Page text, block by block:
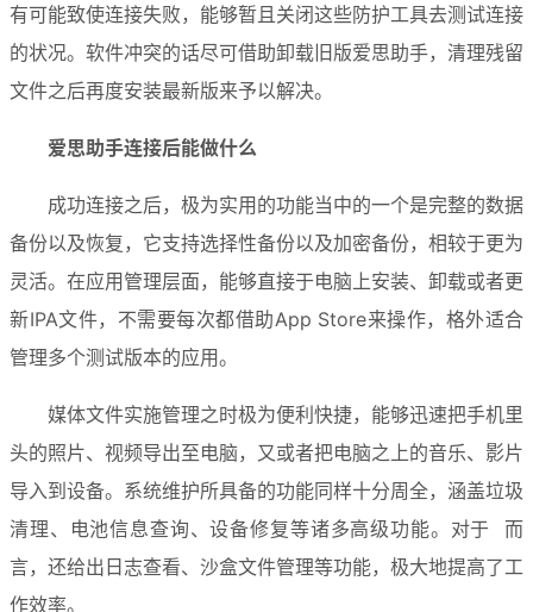
有可能致使连接失败，能够暂且关闭这些防护工具去测试连接
的状况。软件冲突的话尽可借助卸载旧版爱思助手，清理残留
文件之后再度安装最新版来予以解决。
爱思助手连接后能做什么
成功连接之后，极为实用的功能当中的一个是完整的数据
备份以及恢复，它支持选择性备份以及加密备份，相较于更为
灵活。在应用管理层面，能够直接于电脑上安装、卸载或者更
新IPA文件，不需要每次都借助App Store来操作，格外适合
管理多个测试版本的应用。
媒体文件实施管理之时极为便利快捷，能够迅速把手机里
头的照片、视频导出至电脑，又或者把电脑之上的音乐、影片
导入到设备。系统维护所具备的功能同样十分周全，涵盖垃圾
清理、电池信息查询、设备修复等诸多高级功能。对于  而
言，还给出日志查看、沙盒文件管理等功能，极大地提高了工
作效率。